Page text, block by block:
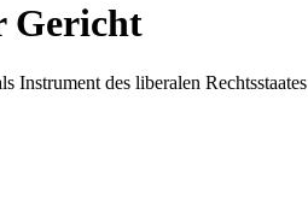
Gericht
Instrument des liberalen Rechtsstaates